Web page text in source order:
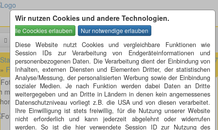
Wir nutzen Cookies und andere Technologien.
Diese Website nutzt Cookies und vergleichbare Funktionen wie
Session IDs zur Verarbeitung von Endgeräteinformationen und
personenbezogenen Daten. Die Verarbeitung dient der Einbindung von
Inhalten, externen Diensten und Elementen Dritter, der statistischen
Analyse/Messung, der personalisierten Werbung sowie der Einbindung
sozialer Medien. Je nach Funktion werden dabei Daten an Dritte
weitergegeben und an Dritte in Ländern in denen kein angemessenes
Datenschutzniveau vorliegt z.B. die USA und von diesen verarbeitet.
Ihre Einwilligung ist stets freiwillig, für die Nutzung unserer Website
nicht erforderlich und kann jederzeit abgelehnt oder widerrufen
werden. So ist die hier verwendete Session ID zur Nutzung des
Startseite » Fotorätsel » Fotorätsel 101 bis 200 » Fotorätsel 161 bis
» Fotorätsel 167
Fotorätsel 167
musste nur den Gaszug an meinem Moped ein bisschen umbauen,
ging die Karre ab wie Harry, oder was könnte es sonst sein?